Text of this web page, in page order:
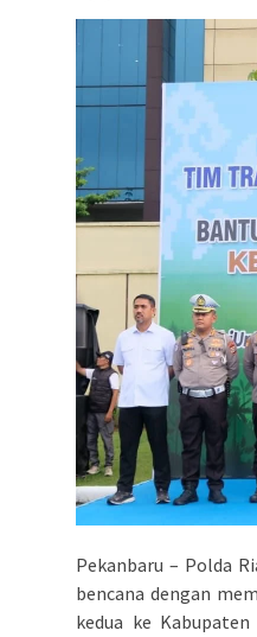
Pekanbaru – Polda
bencana dengan
kedua ke